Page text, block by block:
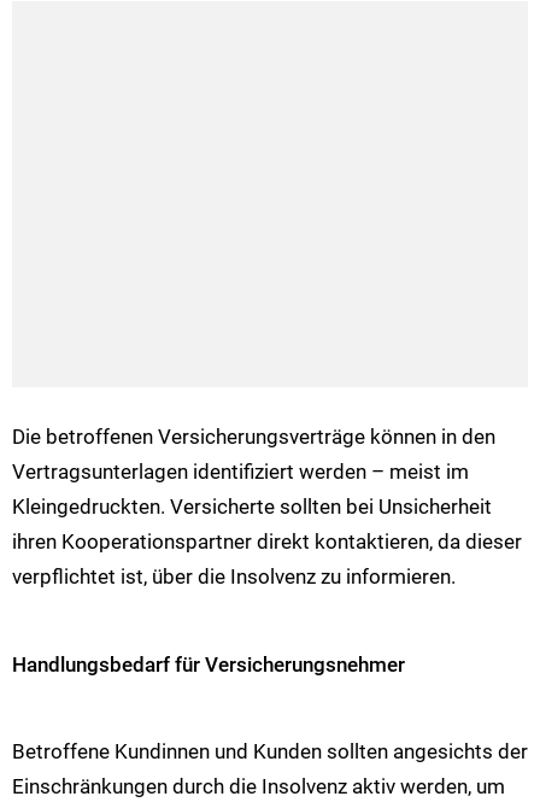
Die betroffenen Versicherungsverträge können in den
Vertragsunterlagen identifiziert werden – meist im
Kleingedruckten. Versicherte sollten bei Unsicherheit
ihren Kooperationspartner direkt kontaktieren, da dieser
verpflichtet ist, über die Insolvenz zu informieren.
Handlungsbedarf für Versicherungsnehmer
Betroffene Kundinnen und Kunden sollten angesichts der
Einschränkungen durch die Insolvenz aktiv werden, um